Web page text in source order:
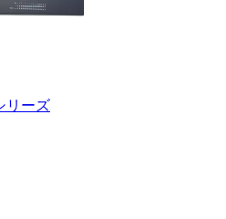
リーズ